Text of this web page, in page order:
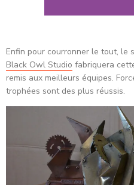
Enfin pour courronner le tout, le
Black Owl Studio fabriquera
remis aux meilleurs équipes.
trophées sont des plus réussis.